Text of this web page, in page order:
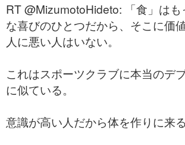
RT @MizumotoHideto: 「食」は
な喜びのひとつだから、そこに価
人に悪い人はいない。
これはスポーツクラブに本当のデ
に似ている。
意識が高い人だから体を作りに来る